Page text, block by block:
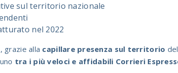
sul territorio nazionale
nel 2022
, grazie alla capillare presenza sul territorio
tra i più veloci e affidabili Corrieri